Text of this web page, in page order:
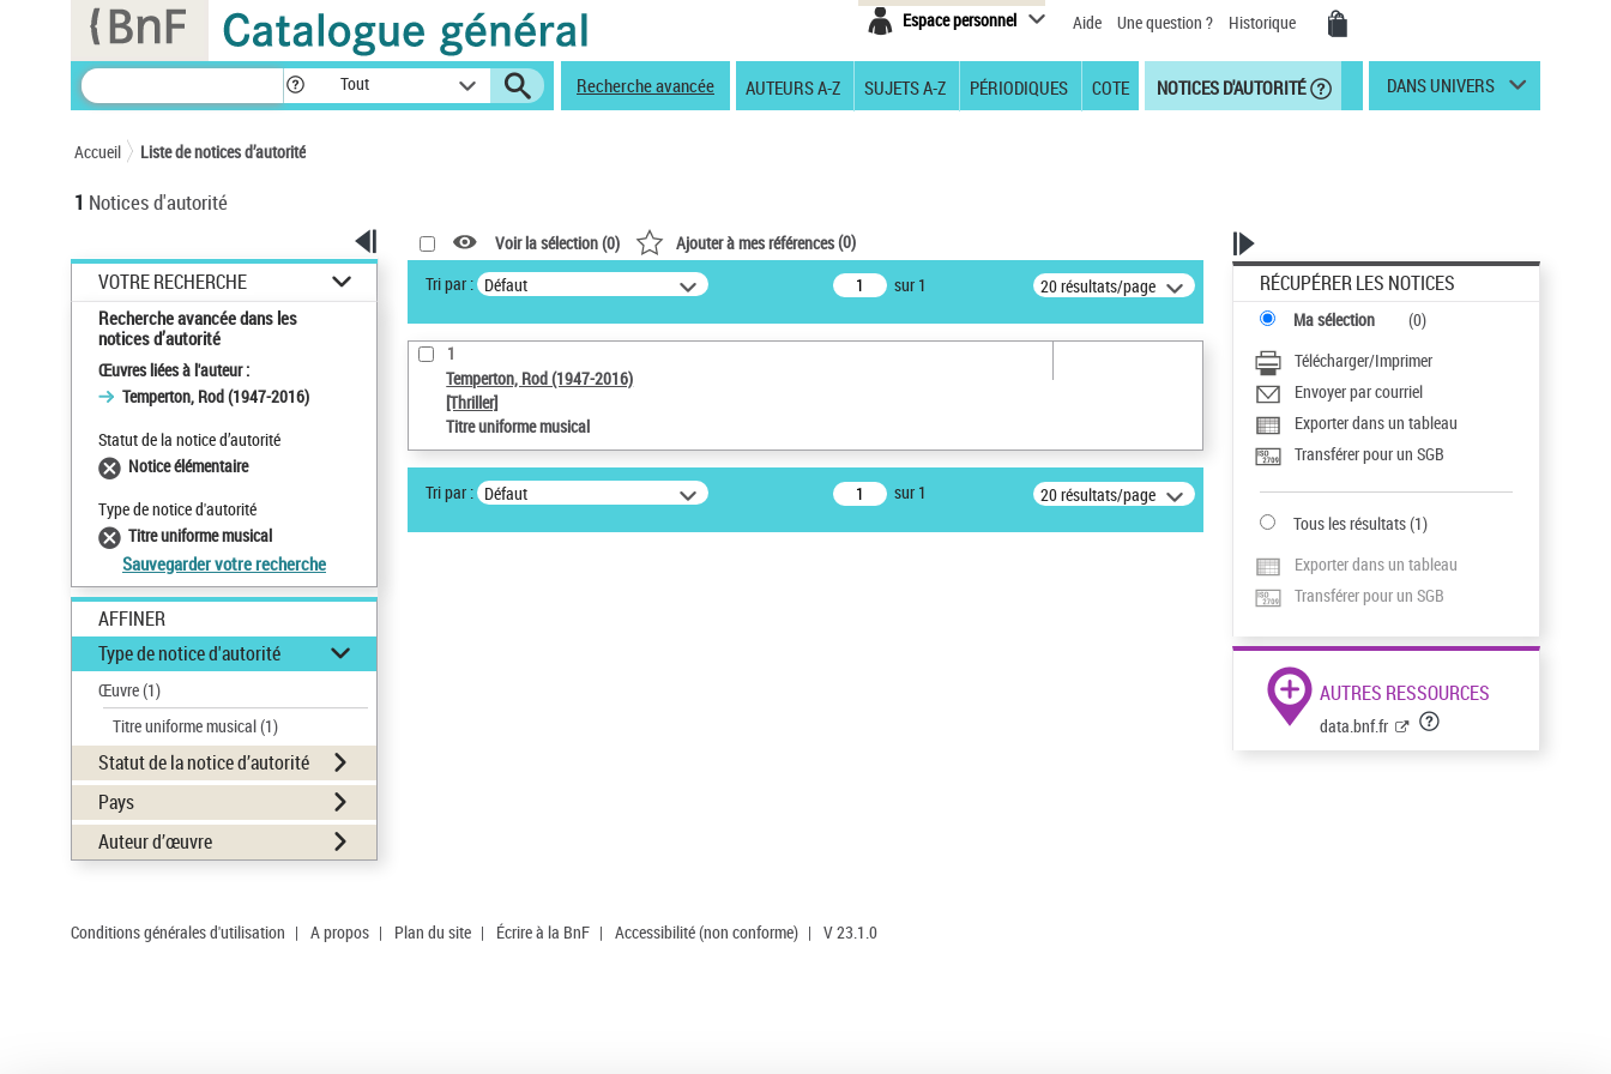
Espace personnel Aide Une question ? Historique
Tout Recherche avancée AUTEURS A-Z SUJETS A-Z PÉRIODIQUES COTE NOTICES D'AUTORITÉ DANS UNIVERS
Accueil Liste de notices d’autorité
1 Notices d'autorité
VOTRE RECHERCHE
Recherche avancée dans les
notices d’autorité
Œuvres liées à l'auteur :
Temperton, Rod (1947-2016)
Statut de la notice d’autorité
Notice élémentaire
Type de notice d'autorité
Titre uniforme musical
Sauvegarder votre recherche
AFFINER
Type de notice d'autorité
Œuvre(1)
Titre uniforme musical(1)
Statut de la notice d’autorité
Pays
Auteur d’œuvre
Voir la sélection (0) Ajouter à mes références(0)
Tri par : Défaut sur 1 20 résultats/page
1
Temperton, Rod (1947-2016)
[Thriller]
Titre uniforme musical
Tri par : Défaut sur 1 20 résultats/page
RÉCUPÉRER LES NOTICES
Ma sélection (0)
Télécharger/Imprimer
Envoyer par courriel
Exporter dans un tableau
Transférer pour un SGB
Tous les résultats(1)
Exporter dans un tableau
Transférer pour un SGB
AUTRES RESSOURCES
data.bnf.fr
Conditions générales d'utilisation | A propos | Plan du site | Écrire à la BnF | Accessibilité (non conforme) | V 23.1.0
Panneau de gestion des cookies